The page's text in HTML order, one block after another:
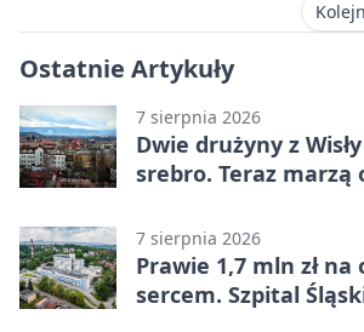
Ostatnie Artykuły
7 sierpnia 2026
Dwie drużyny z
srebro. Teraz marzą
7 sierpnia 2026
Prawie 1,7 mln zł na
sercem. Szpital